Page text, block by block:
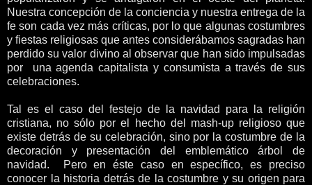
Nuestra concepción de la conciencia y nuestra entrega de la
fe son cada vez más críticas, por lo que algunas costumbres
y fiestas religiosas que antes considerábamos sagradas han
perdido su valor divino al observar que han sido impulsadas
por una agenda capitalista y consumista a través de sus
celebraciones.
Tal es el caso del festejo de la navidad para la religión
cristiana, no sólo por el hecho del mash-up religioso que
existe detrás de su celebración, sino por la costumbre de la
decoración y presentación del emblemático árbol de
navidad. Pero en éste caso en específico, es preciso
conocer la historia detrás de la costumbre y su origen para